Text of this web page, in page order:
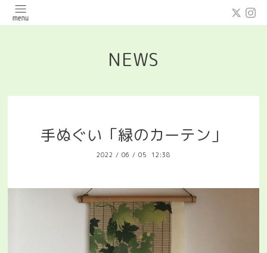
NEWS
手ぬぐい「緑のカーテン」
2022 / 06 / 05 12:38